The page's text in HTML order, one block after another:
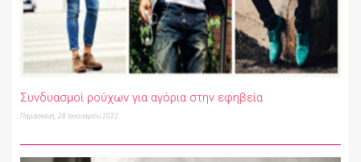
Συνδυασμοί ρούχων για αγόρια στην εφηβεία
Παρασκευή, 28 Ιανουαρίου 2022